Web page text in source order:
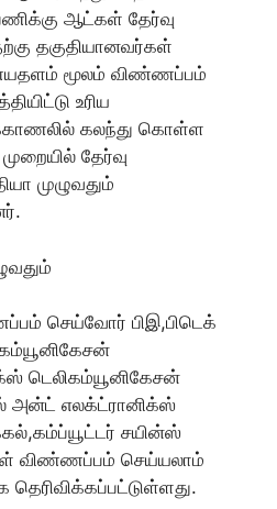
ஆட்கள் தேர்வு
தகுதியானவர்கள்
மூலம் விண்ணப்பம்
உரிய
கலந்து கொள்ள
தேர்வு
முழுவதும்
செய்வோர் பிஇ,பிடெக்
டெலிகம்யூனிகேசன்
அன்ட் எலக்ட்ரானிக்ஸ்
சயின்ஸ்
விண்ணப்பம் செய்யலாம்
தெரிவிக்கப்பட்டுள்ளது.